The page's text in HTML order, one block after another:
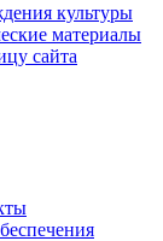
культуры
материалы
сайта